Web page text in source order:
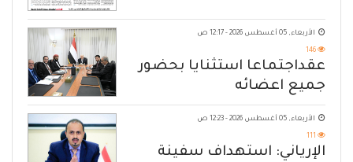
الأربعاء, 05 أغسطس 2026 - 12:17 ص
146
عقداجتماعا استثنايا بحضور
جميع اعضائه
الأربعاء, 05 أغسطس 2026 - 12:23 ص
111
الإرياني: استهداف سفينة